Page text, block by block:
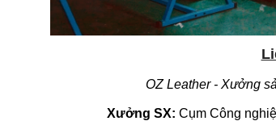
OZ Leather - Xưởng
Xưởng SX: Cụm Công